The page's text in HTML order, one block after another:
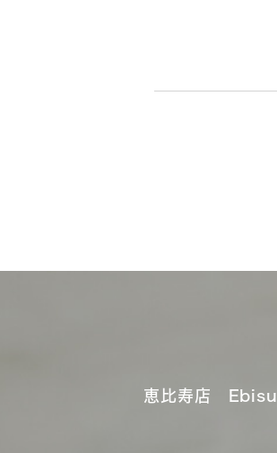
恵比寿店 Ebisu